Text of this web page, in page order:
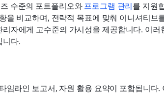
수준의 포트폴리오와 프로그램 관리를 지원
을 비교하며, 전략적 목표에 맞춰 이니셔티브
자에게 고수준의 가시성을 제공합니다. 이
니다.
임라인 보고서, 자원 활용 요약이 포함됩니다